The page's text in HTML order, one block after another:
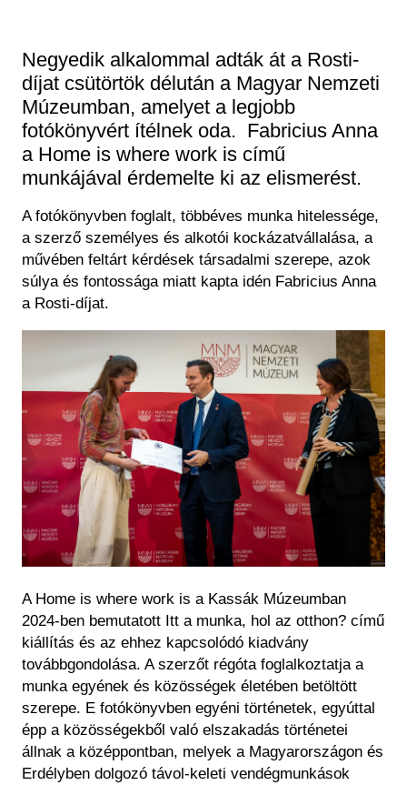
Felnőttképzés
Közérdekű adatok
Éremtár
Adattár
Központi Könyvtár
Negyedik alkalommal adták át a Rosti-
díjat csütörtök délután a Magyar Nemzeti
Múzeumban, amelyet a legjobb
fotókönyvért ítélnek oda. Fabricius Anna
a Home is where work is című
munkájával érdemelte ki az elismerést.
A fotókönyvben foglalt, többéves munka hitelessége,
a szerző személyes és alkotói kockázatvállalása, a
művében feltárt kérdések társadalmi szerepe, azok
súlya és fontossága miatt kapta idén Fabricius Anna
a Rosti-díjat.
A Home is where work is a Kassák Múzeumban
2024-ben bemutatott Itt a munka, hol az otthon? című
kiállítás és az ehhez kapcsolódó kiadvány
továbbgondolása. A szerzőt régóta foglalkoztatja a
munka egyének és közösségek életében betöltött
szerepe. E fotókönyvben egyéni történetek, egyúttal
épp a közösségekből való elszakadás történetei
állnak a középpontban, melyek a Magyarországon és
Erdélyben dolgozó távol-keleti vendégmunkások